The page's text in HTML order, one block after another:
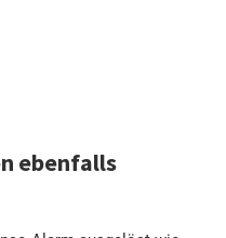
ebenfalls